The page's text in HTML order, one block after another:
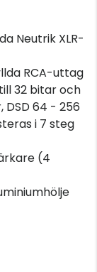
Neutrik XLR-
RCA-uttag
32 bitar och
DSD 64 - 256
i 7 steg
(4